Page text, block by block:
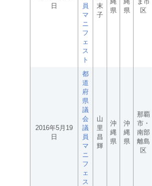
日
員
マ
ニ
フ
ェ
ス
ト
末
子
県
県
区
2016年5月19
日
都
道
府
県
議
会
議
員
マ
ニ
フ
ェ
ス
山
里
昌
輝
沖
縄
県
沖
縄
県
那覇
市・
南部
離島
区